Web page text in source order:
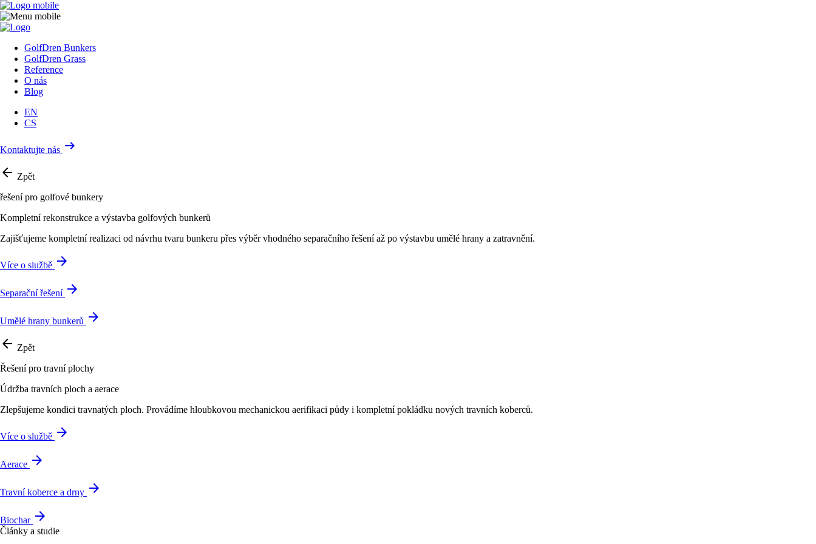
GolfDren Bunkers
GolfDren Grass
Reference
O nás
Blog
EN
CS
Kontaktujte nás arrow_right_alt
arrow_back Zpět
řešení pro golfové bunkery
Kompletní rekonstrukce a výstavba golfových bunkerů
Zajišťujeme kompletní realizaci od návrhu tvaru bunkeru přes výběr vhodného separačního řešení až po výstavbu umělé hrany a zatravnění.
Více o službě arrow_forward
Separační řešení arrow_forward
Umělé hrany bunkerů arrow_forward
arrow_back Zpět
Řešení pro travní plochy
Údržba travních ploch a aerace
Zlepšujeme kondici travnatých ploch. Provádíme hloubkovou mechanickou aerifikaci půdy i kompletní pokládku nových travních koberců.
Více o službě arrow_forward
Aerace arrow_forward
Travní koberce a drny arrow_forward
Biochar arrow_forward
Články a studie